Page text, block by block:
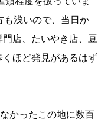
浅いので、当日か
店、たいやき店、豆
ほど発見があるはず
かったこの地に数百